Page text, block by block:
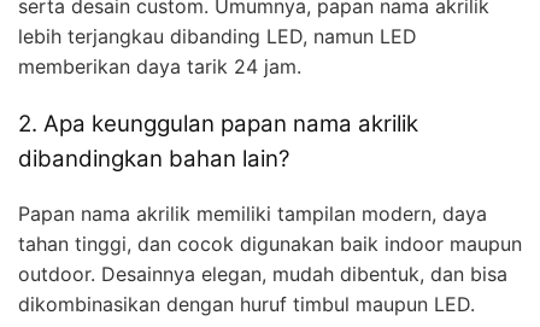
serta desain custom. Umumnya, papan nama akrilik
lebih terjangkau dibanding LED, namun LED
memberikan daya tarik 24 jam.
2. Apa keunggulan papan nama akrilik
dibandingkan bahan lain?
Papan nama akrilik memiliki tampilan modern, daya
tahan tinggi, dan cocok digunakan baik indoor maupun
outdoor. Desainnya elegan, mudah dibentuk, dan bisa
dikombinasikan dengan huruf timbul maupun LED.